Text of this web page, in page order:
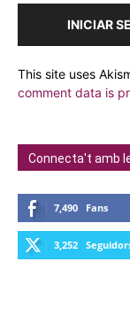
INICIAR
This site uses
comment data is
Connecta't amb
7,490 Fans
3,252